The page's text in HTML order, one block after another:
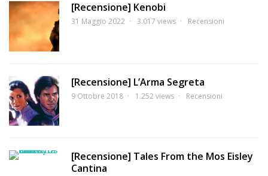
[Recensione] Kenobi
31 Maggio 2022 3.017 views Recensioni
[Recensione] L’Arma Segreta
9 Ottobre 2018 1.252 views Recensioni
[Recensione] Tales From the Mos Eisley
Cantina